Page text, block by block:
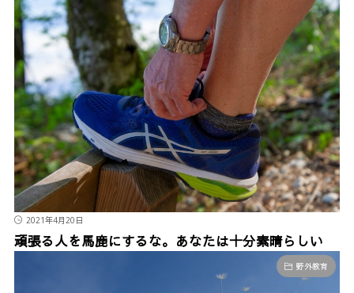
2021年4月20日
頑張る人を馬鹿にするな。あなたは十分素晴らしい
野外教育